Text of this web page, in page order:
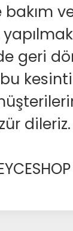
geri
dileriz.